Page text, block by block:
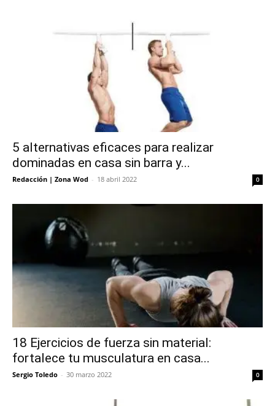
5 alternativas eficaces para realizar
dominadas en casa sin barra y...
Redacción | Zona Wod - 18 abril 2022 0
18 Ejercicios de fuerza sin material:
fortalece tu musculatura en casa...
Sergio Toledo - 30 marzo 2022 0